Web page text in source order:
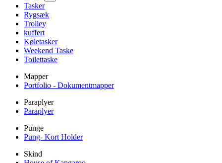
Tasker
Rygsæk
Trolley
kuffert
Køletasker
Weekend Taske
Toilettaske
Mapper
Portfolio - Dokumentmapper
Paraplyer
Paraplyer
Punge
Pung- Kort Holder
Skind